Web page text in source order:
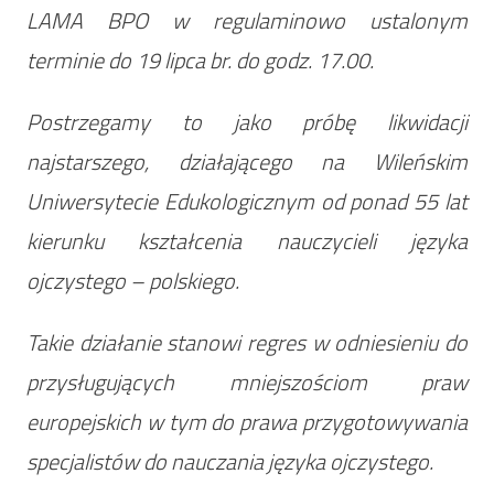
LAMA BPO w regulaminowo ustalonym
terminie do 19 lipca br. do godz. 17.00.
Postrzegamy to jako próbę likwidacji
najstarszego, działającego na Wileńskim
Uniwersytecie Edukologicznym od ponad 55 lat
kierunku kształcenia nauczycieli języka
ojczystego – polskiego.
Takie działanie stanowi regres w odniesieniu do
przysługujących mniejszościom praw
europejskich w tym do prawa przygotowywania
specjalistów do nauczania języka ojczystego.